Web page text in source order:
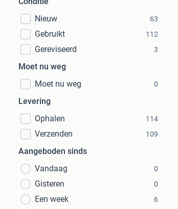
Nieuw
63
Gebruikt 112
Gereviseerd 3
Moet nu weg
Moet nu weg
0
Levering
Ophalen
114
Verzenden 109
Aangeboden sinds
Vandaag
0
Gisteren 0
Een week 6